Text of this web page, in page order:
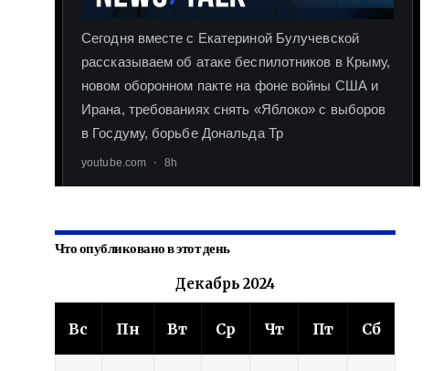
Что опубликовано в этот день
Декабрь 2024
Вс Пн Вт Ср Чт Пт Сб